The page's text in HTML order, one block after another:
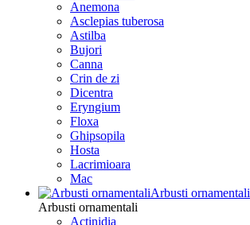
Anemona
Asclepias tuberosa
Astilba
Bujori
Canna
Crin de zi
Dicentra
Eryngium
Floxa
Ghipsopila
Hosta
Lacrimioara
Mac
Arbusti ornamentali
Arbusti ornamentali
Actinidia